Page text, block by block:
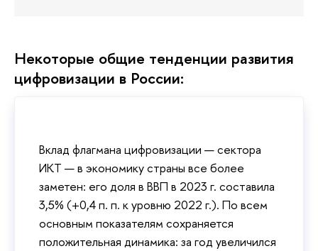
Некоторые общие тенденции развития
цифровизации в России:
Вклад флагмана цифровизации — сектора
ИКТ — в экономику страны все более
заметен: его доля в ВВП в 2023 г. составила
3,5% (+0,4 п. п. к уровню 2022 г.). По всем
основным показателям сохраняется
положительная динамика: за год увеличился